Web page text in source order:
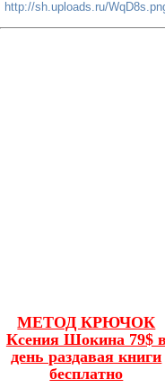
МЕТОД КРЮЧОК
Ксения Шокина 79$
день раздавая книги
бесплатно